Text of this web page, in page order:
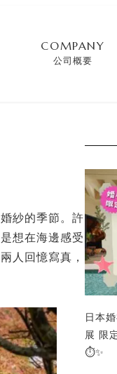
COMPANY
公司概要
紗的季節。許
想在海邊感受
人回憶寫真，
日本
展 限
⏱️✨